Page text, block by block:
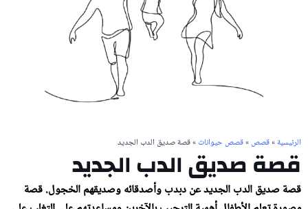
الرئيسية»قصص»قصص حيوانات» قصة صديق الدب الجديد
قصة صديق الدب الجديد
قصة صديق الدب الجديد عن دبدب وأصدقائه وصديقهم الخجول. قصة